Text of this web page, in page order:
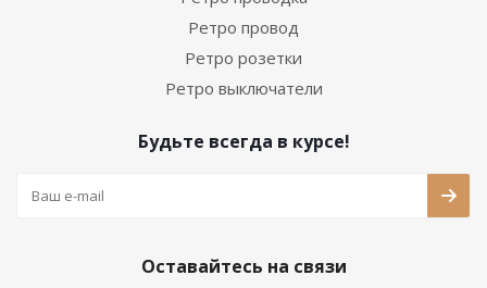
Ретро провод
Ретро розетки
Ретро выключатели
Будьте всегда в курсе!
Оставайтесь на связи